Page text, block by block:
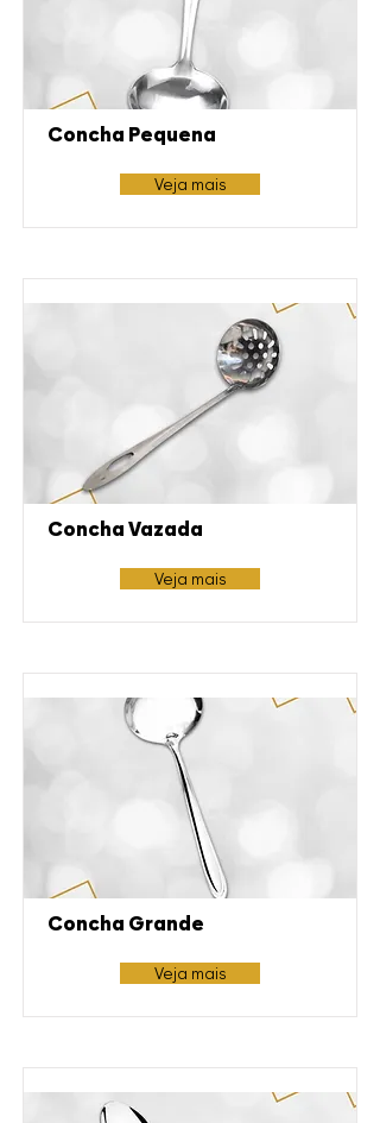
Concha Pequena
Veja mais
Concha Vazada
Veja mais
Concha Grande
Veja mais